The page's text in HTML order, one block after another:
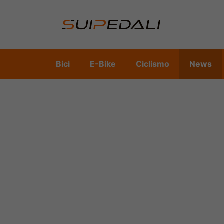
Bici E-Bike Ciclismo News